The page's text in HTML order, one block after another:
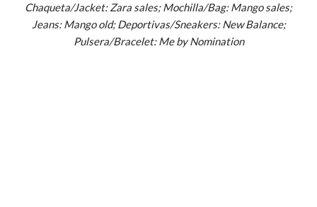
Chaqueta/Jacket: Zara sales; Mochilla/Bag: Mango sales;
Jeans: Mango old; Deportivas/Sneakers: New Balance;
Pulsera/Bracelet: Me by Nomination